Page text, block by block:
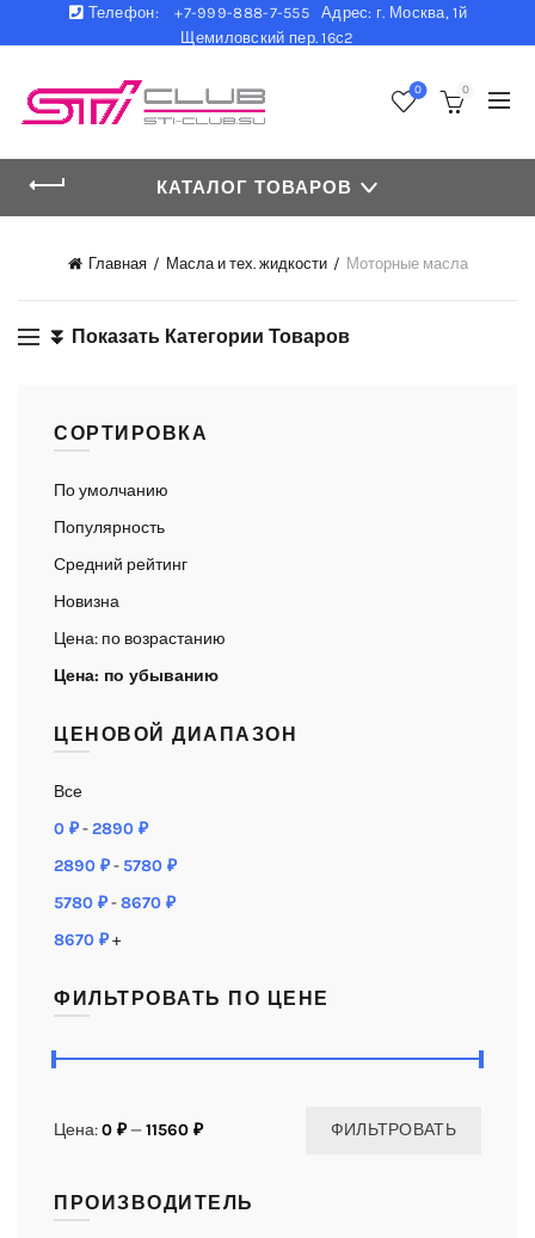
Телефон:
+7-999-888-7-555 Адрес: г. Москва, 1й
Щемиловский пер. 16с2
0 0
КАТАЛОГ ТОВАРОВ
Главная Масла и тех. жидкости Моторные масла
⏬ Показать Категории Товаров
СОРТИРОВКА
По умолчанию
Популярность
Средний рейтинг
Новизна
Цена: по возрастанию
Цена: по убыванию
ЦЕНОВОЙ ДИАПАЗОН
Все
0 ₽-2890 ₽
2890 ₽- 5780 ₽
5780 ₽-8670 ₽
8670 ₽+
ФИЛЬТРОВАТЬ ПО ЦЕНЕ
ФИЛЬТРОВАТЬ
Цена:0 ₽—11560 ₽
ПРОИЗВОДИТЕЛЬ